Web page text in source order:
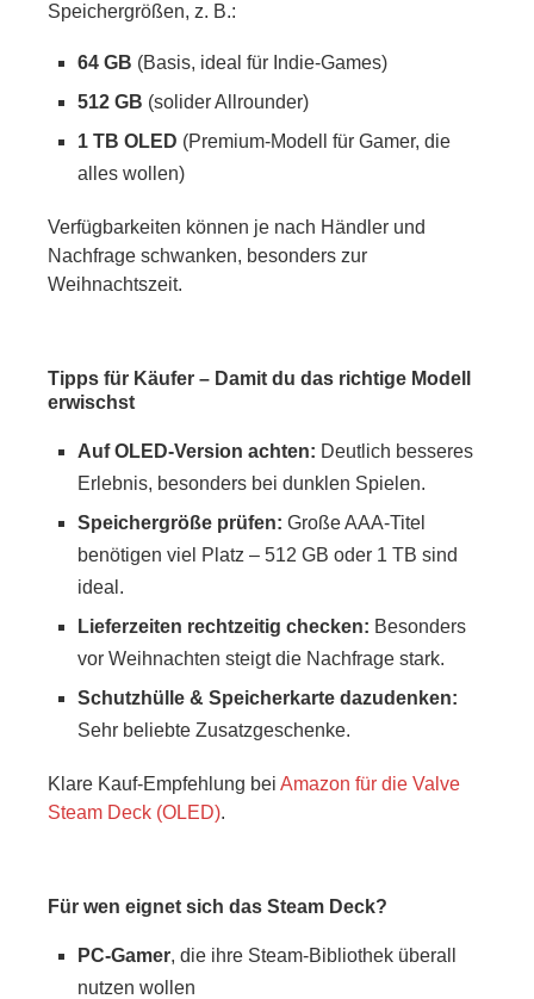
Speichergrößen, z. B.:
64 GB (Basis, ideal für Indie-Games)
512 GB (solider Allrounder)
1 TB OLED (Premium-Modell für Gamer, die
alles wollen)
Verfügbarkeiten können je nach Händler und
Nachfrage schwanken, besonders zur
Weihnachtszeit.
Tipps für Käufer – Damit du das richtige Modell
erwischst
Auf OLED-Version achten: Deutlich besseres
Erlebnis, besonders bei dunklen Spielen.
Speichergröße prüfen: Große AAA-Titel
benötigen viel Platz – 512 GB oder 1 TB sind
ideal.
Lieferzeiten rechtzeitig checken: Besonders
vor Weihnachten steigt die Nachfrage stark.
Schutzhülle & Speicherkarte dazudenken:
Sehr beliebte Zusatzgeschenke.
Klare Kauf-Empfehlung bei Amazon für die Valve
Steam Deck (OLED).
Für wen eignet sich das Steam Deck?
PC-Gamer, die ihre Steam-Bibliothek überall
nutzen wollen